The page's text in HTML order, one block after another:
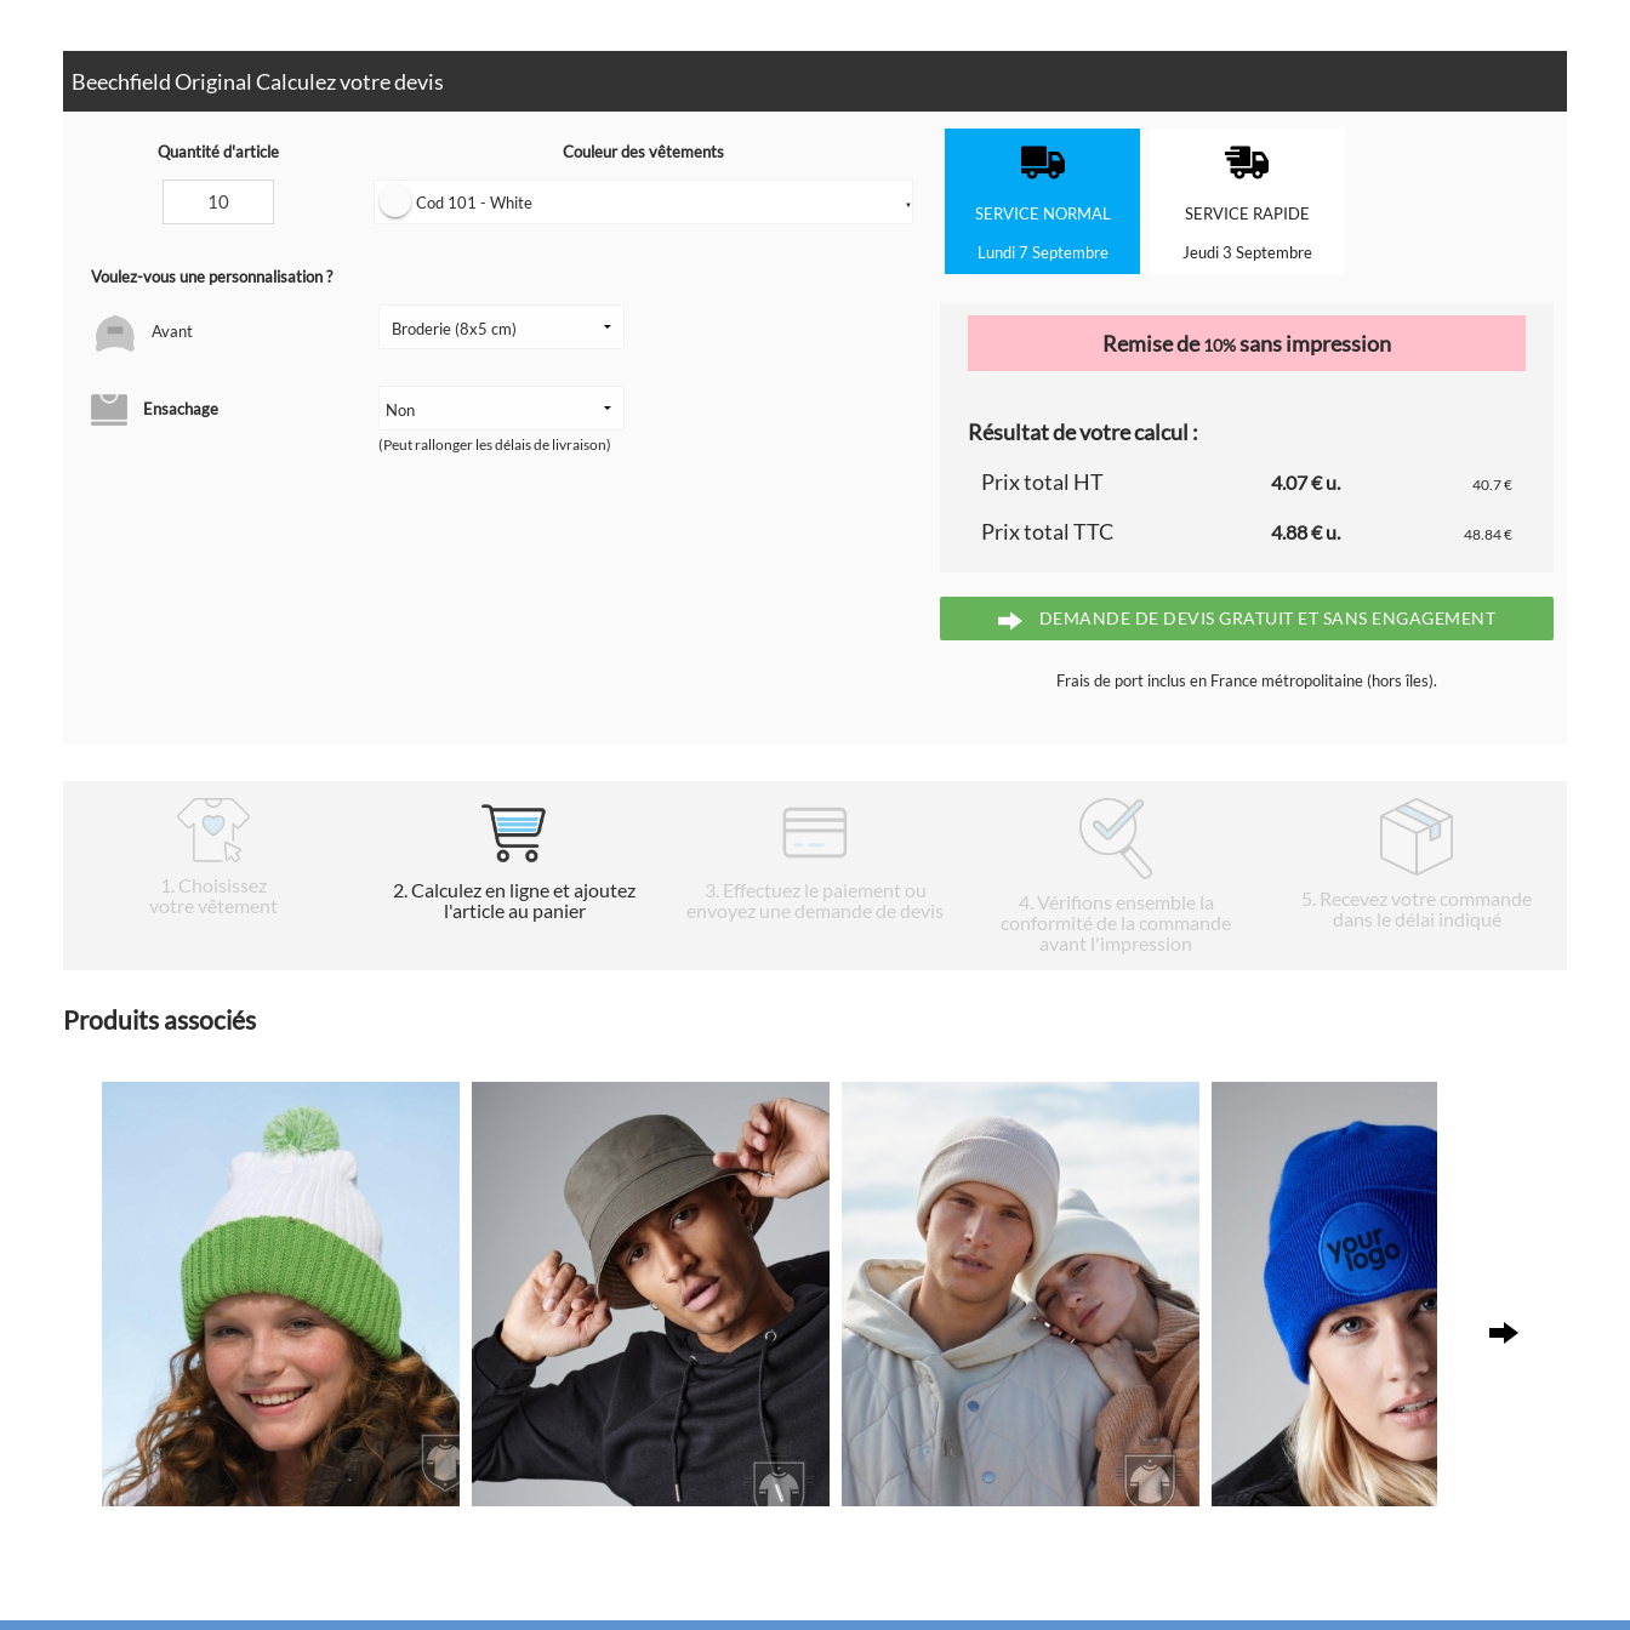
Beechfield Original Calculez votre devis
Quantité d'article Couleur des vêtements
Cod 101 - White ▼
Voulez-vous une personnalisation ?
Avant
Ensachage
(Peut rallonger les délais de livraison)
SERVICE NORMAL
Lundi 7 Septembre
SERVICE RAPIDE
Jeudi 3 Septembre
Remise de10%sans impression
Résultat de votre calcul :
Prix total HT
4.07 € u. 40.7 €
Prix total TTC 4.88 € u. 48.84 €
DEMANDE DE DEVIS GRATUIT ET SANS ENGAGEMENT
Frais de port inclus en France métropolitaine (hors îles).
1 . Choisissez
votre vêtement
2 . Calculez en ligne et ajoutez
l'article au panier
3 . Effectuez le paiement ou
envoyez une demande de devis
4. Vérifions ensemble la
conformité de la commande
avant l'impression
5. Recevez votre commande
dans le délai indiqué
Produits associés